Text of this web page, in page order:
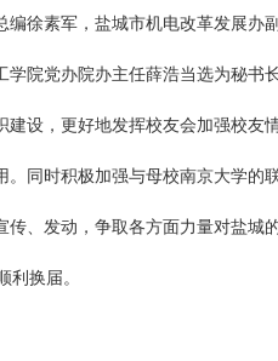
徐素军，盐城市机电改革发展
院党办院办主任薛浩当选为秘书长
，更好地发挥校友会加强校友
同时积极加强与母校南京大学
、发动，争取各方面力量对盐城的
换届。